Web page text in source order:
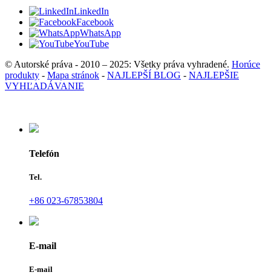
LinkedIn
Facebook
WhatsApp
YouTube
© Autorské práva - 2010 – 2025: Všetky práva vyhradené. Horúce
produkty - Mapa stránok - NAJLEPŠÍ BLOG - NAJLEPŠIE
VYHĽADÁVANIE
Telefón
Tel.
+86 023-67853804
E-mail
E-mail